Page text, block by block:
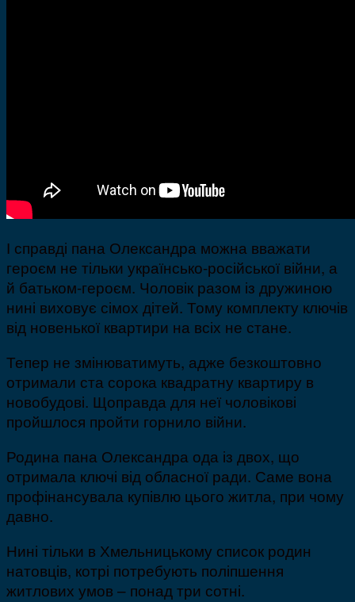
І справді пана Олександра можна вважати
героєм не тільки українсько-російської війни, а
й батьком-героєм. Чоловік разом із дружиною
нині виховує сімох дітей. Тому комплекту ключів
від новенької квартири на всіх не стане.
Тепер не змінюватимуть, адже безкоштовно
отримали ста сорока квадратну квартиру в
новобудові. Щоправда для неї чоловікові
пройшлося пройти горнило війни.
Родина пана Олександра ода із двох, що
отримала ключі від обласної ради. Саме вона
профінансувала купівлю цього житла, при чому
давно.
Нині тільки в Хмельницькому список родин
натовців, котрі потребують поліпшення
житлових умов – понад три сотні.